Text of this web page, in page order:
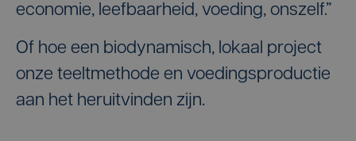
economie, leefbaarheid, voeding, onszelf.”
Of hoe een biodynamisch, lokaal project
onze teeltmethode en voedingsproductie
aan het heruitvinden zijn.